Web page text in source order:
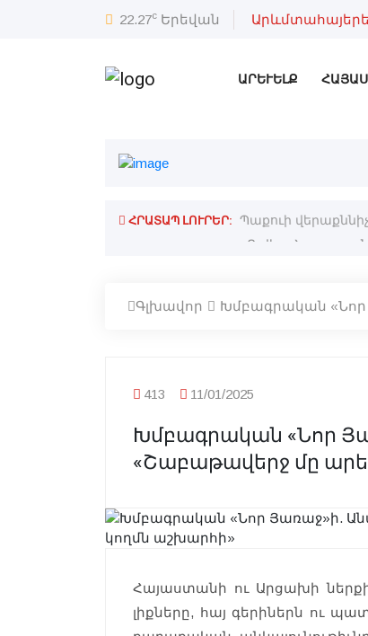
22.27c Երեվան
ԱՐԵՒԵԼՔ
ՀՐԱՏԱՊ ԼՈՒՐԵՐ:
սահմանափակումներէն տուժած Պաքուի
Գլխավոր Խմբագրական «Նոր
413 11/01/2025
Խմբագրական «Նոր
«Շաբաթավերջ մը
Հայաս­տա­նի ու Ար­ցա­խի
լիք­նե­րը, հայ գե­րիներն ու